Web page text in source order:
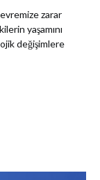
zarar
yaşamını
değişimlere